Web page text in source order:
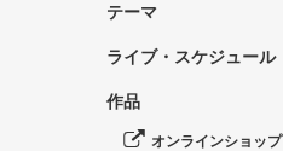
テーマ
ライブ・スケジュール
作品
オンラインショップ